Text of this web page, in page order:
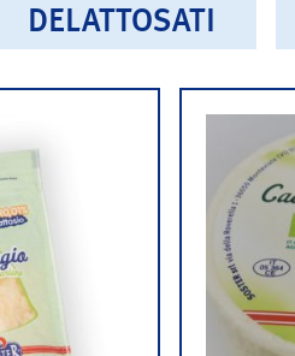
DELATTOSATI